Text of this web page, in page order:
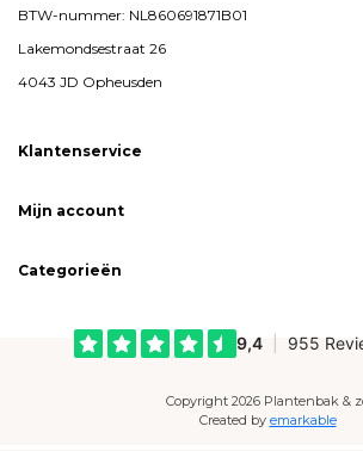
BTW-nummer: NL860691871B01
Lakemondsestraat 26
4043 JD Opheusden
Klantenservice
Mijn account
Categorieën
Copyright 2026 Plantenbak &
Created by emarkable